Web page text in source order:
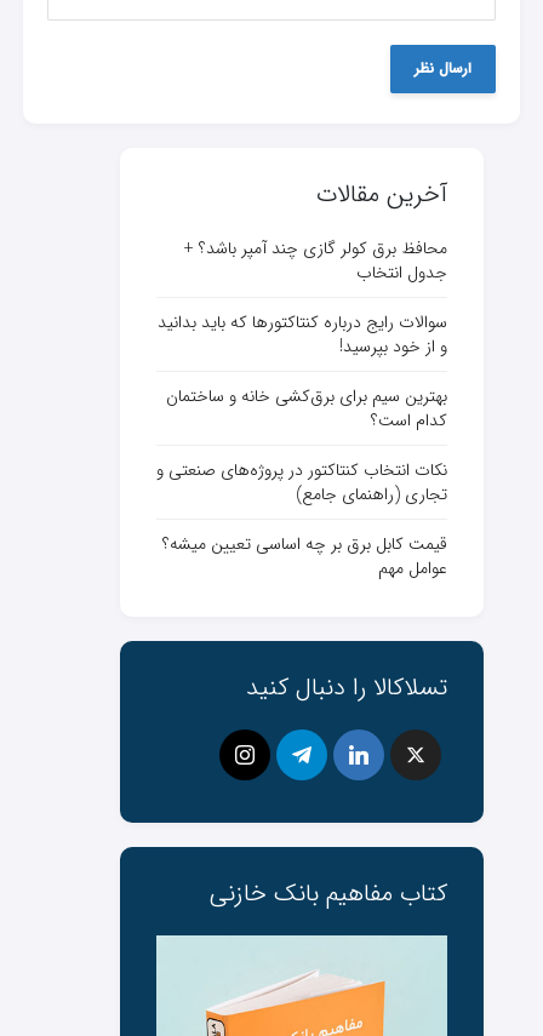
آخرین مقالات
محافظ برق کولر گازی چند آمپر باشد؟ +
جدول انتخاب
سوالات رایج درباره کنتاکتورها که باید بدانید
و از خود بپرسید!
بهترین سیم برای برق‌کشی خانه و ساختمان
کدام است؟
نکات انتخاب کنتاکتور در پروژه‌های صنعتی و
تجاری (راهنمای جامع)
قیمت کابل برق بر چه اساسی تعیین میشه؟
عوامل مهم
تسلاکالا را دنبال کنید
کتاب مفاهیم بانک ‌خازنی